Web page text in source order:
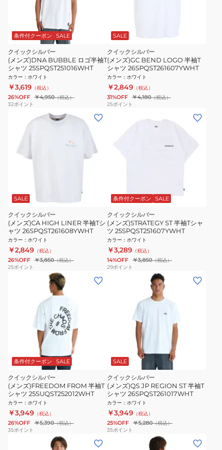
条件付クーポン SALE
クイックシルバー
(メンズ)DNA BUBBLE ロゴ半袖T
シャツ 25SPQST251016WHT
カラー ： ホワイト
￥3,619 （税込）
26%OFF ￥4,950（税込）
32ポイント
SALE
クイックシルバー
(メンズ)GC BEND LOGO 半袖T
シャツ 26SPQST261607YWHT
カラー ： ホワイト
￥2,849 （税込）
31%OFF ￥4,180（税込）
25ポイント
SALE
クイックシルバー
(メンズ)CA HIGH LINER 半袖Tシ
ャツ 26SPQST261608YWHT
カラー ： ホワイト
￥2,849 （税込）
26%OFF ￥3,850（税込）
25ポイント
条件付クーポン SALE
クイックシルバー
(メンズ)STRATEGY ST 半袖Tシャ
ツ 25SPQST251607YWHT
カラー ： ホワイト
￥3,289 （税込）
14%OFF ￥3,850（税込）
29ポイント
条件付クーポン SALE
クイックシルバー
(メンズ)FREEDOM FROM 半袖T
シャツ 25SUQST252012WHT
カラー ： ホワイト
￥3,949 （税込）
26%OFF ￥5,390（税込）
35ポイント
SALE
クイックシルバー
(メンズ)QS JP REGION ST 半袖T
シャツ 26SPQST261017WHT
カラー ： ホワイト
￥3,949 （税込）
25%OFF ￥5,280（税込）
35ポイント